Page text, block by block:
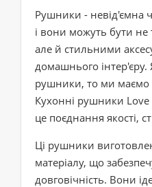
Рушники - невід'ємна
і вони можуть бути
але й стильними
домашнього інтер'єру.
рушники, то ми маємо
Кухонні рушники
це поєднання якості,
Ці рушники
матеріалу, що
довговічність. Вони